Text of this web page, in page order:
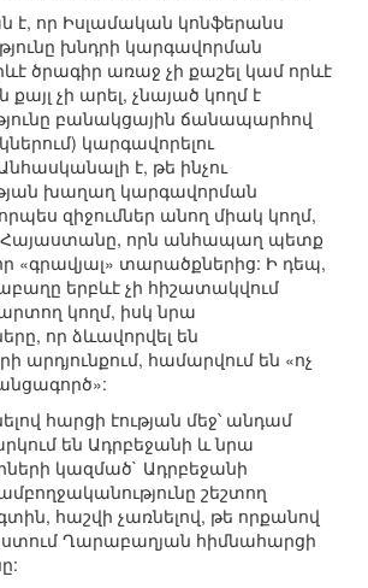
որ Իսլամական կոնֆերանս
խնդրի կարգավորման
ծրագիր առաջ չի քաշել կամ որևէ
չի արել, չնայած կողմ է
բանակցային ճանապարհով
կարգավորելու
է, թե ինչու
խաղաղ կարգավորման
զիջումներ անող միակ կողմ,
Հայաստանը, որն անհապաղ պետք
«գրավյալ» տարածքներից: Ի դեպ,
երբևէ չի հիշատակվում
կողմ, իսկ նրա
որ ձևավորվել են
արդյունքում, համարվում են «ոչ
հարցի էության մեջ՝ անդամ
են Ադրբեջանի և նրա
կազմած` Ադրբեջանի
շեշտող
հաշվի չառնելով, թե որքանով
Ղարաբաղյան հիմնահարցի